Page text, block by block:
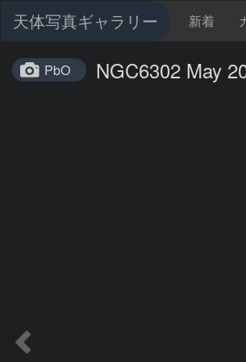
天体写真ギャラリー 新着
PbO NGC6302 May